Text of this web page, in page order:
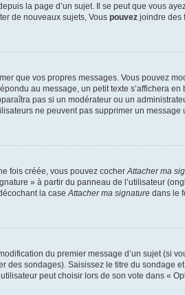
la page d’un sujet. Il se peut que vous
de nouveaux sujets, Vous pouvez joindre des
que vos propres messages. Vous pouvez
au message, un petit texte s’affichera
pas si un modérateur ou un
ne peuvent pas supprimer un message
fois créée, vous pouvez cocher Attacher ma
» à partir du panneau de l’utilisateur
la case Attacher ma signature dans le
du premier message d’un sujet (si
des sondages). Saisissez le titre du sondage
peut choisir lors de son vote dans «